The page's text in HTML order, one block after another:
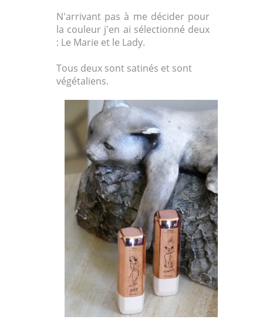
N'arrivant pas à me décider pour
la couleur j'en ai sélectionné deux
: Le Marie et le Lady.
Tous deux sont satinés et sont
végétaliens.